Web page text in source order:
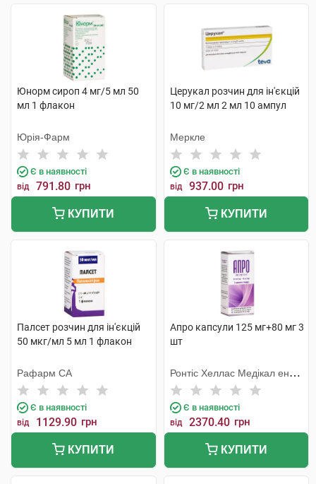
Юнорм сироп 4 мг/5 мл 50
мл 1 флакон
Юрія-Фарм
Є в наявності
від 791.80 грн
КУПИТИ
Церукал розчин для ін'єкцій
10 мг/2 мл 2 мл 10 ампул
Меркле
Є в наявності
від 937.00 грн
КУПИТИ
Палсет розчин для ін'єкцій
50 мкг/мл 5 мл 1 флакон
Рафарм СА
Є в наявності
від 1129.90 грн
КУПИТИ
Апро капсули 125 мг+80 мг 3
шт
Ронтіс Хеллас Медікал енд
Фармасьютікал Продактс
С.А.
Є в наявності
від 2370.40 грн
КУПИТИ